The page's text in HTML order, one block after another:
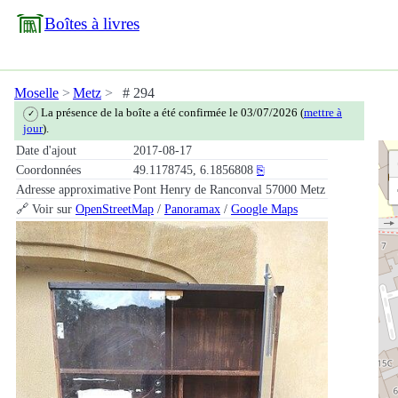
Boîtes à livres
Moselle Metz # 294
✓ La présence de la boîte a été confirmée le 03/07/2026 (mettre à
jour).
Date d'ajout
2017-08-17
Coordonnées
49.1178745, 6.1856808 ⎘
Adresse approximativePont Henry de Ranconval 57000 Metz
🔗 Voir sur OpenStreetMap / Panoramax / Google Maps